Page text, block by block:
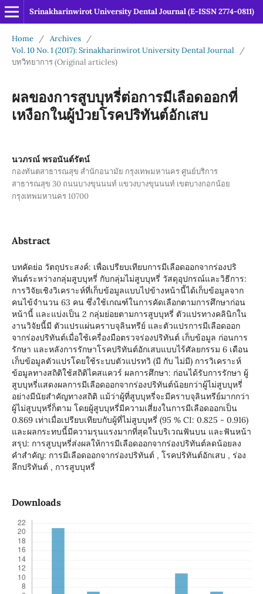
Srinakharinwirot University Dental Journal (E-ISSN 2774-0811)
Home / Archives
/
Vol. 10 No. 1 (2017): Srinakharinwirot University Dental Journal
/
บทวิทยาการ (Original articles)
ผลของการสูบบุหรี่ต่อการมีเลือดออกที่
เหงือกในผู้ป่วยโรคปริทันต์อักเสบ
นวภรณ์ พรอนันต์รัตน์
กองทันตสาธารณสุข สำนักอนามัย กรุงเทพมหานคร ศูนย์บริการ
สาธารณสุข 30 ถนนบางขุนนนท์ แขวงบางขุนนนท์ เขตบางกอกน้อย
กรุงเทพมหานคร 10700
Abstract
บทคัดย่อ วัตถุประสงค์: เพื่อเปรียบเทียบการมีเลือดออกจากร่องปริ
ทันต์ระหว่างกลุ่มสูบบุหรี่ กับกลุ่มไม่สูบบุหรี่ วัสดุอุปกรณ์และวิธีการ:
การวิจัยเชิงวิเคราะห์ที่เก็บข้อมูลแบบไปข้างหน้านี้ได้เก็บข้อมูลจาก
คนไข้จำนวน 63 คน ซึ่งใช้เกณฑ์ในการคัดเลือกตามการศึกษาก่อน
หน้านี้ และแบ่งเป็น 2 กลุ่มย่อยตามการสูบบุหรี่ ตัวแปรทางคลินิกใน
งานวิจัยนี้มี ตัวแปรแผ่นคราบจุลินทรีย์ และตัวแปรการมีเลือดออก
จากร่องปริทันต์เมื่อใช้เครื่องมือตรวจร่องปริทันต์ เก็บข้อมูล ก่อนการ
รักษา และหลังการรักษาโรคปริทันต์อักเสบแบบไร้ศัลยกรรม 6 เดือน
เก็บข้อมูลตัวแปรโดยใช้ระบบตัวแปรทวิ (มี กับ ไม่มี) การวิเคราะห์
ข้อมูลทางสถิติใช้สถิติไคสแควร์ ผลการศึกษา: ก่อนได้รับการรักษา ผู้
สูบบุหรี่แสดงผลการมีเลือดออกจากร่องปริทันต์น้อยกว่าผู้ไม่สูบบุหรี่
อย่างมีนัยสำคัญทางสถิติ แม้ว่าผู้ที่สูบบุหรี่จะมีคราบจุลินทรีย์มากกว่า
ผู้ไม่สูบบุหรี่ก็ตาม โดยผู้สูบบุหรี่มีความเสี่ยงในการมีเลือดออกเป็น
0.869 เท่าเมื่อเปรียบเทียบกับผู้ที่ไม่สูบบุหรี่ (95 % CI: 0.825 - 0.916)
และผลกระทบนี้มีความรุนแรงมากที่สุดในบริเวณฟันบน และฟันหน้า
สรุป: การสูบบุหรี่ส่งผลให้การมีเลือดออกจากร่องปริทันต์ลดน้อยลง
คำสำคัญ: การมีเลือดออกจากร่องปริทันต์ , โรคปริทันต์อักเสบ , ร่อง
ลึกปริทันต์ , การสูบบุหรี่
Downloads